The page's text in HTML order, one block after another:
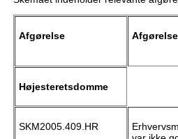
Afgørelse
Højesteretsdomme
SKM2005.409.HR